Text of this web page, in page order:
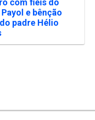
e bênção
padre Hélio